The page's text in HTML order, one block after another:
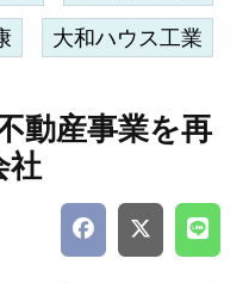
大和ハウス工業
動産事業を再
社